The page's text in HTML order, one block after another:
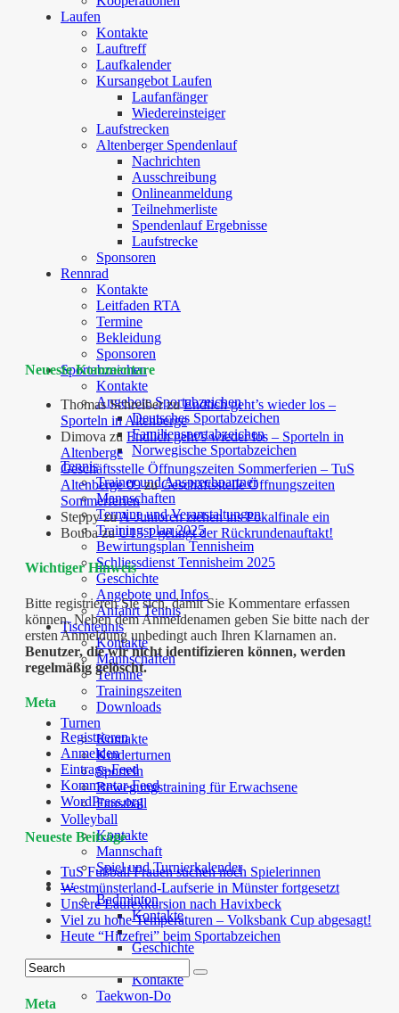
Laufen
Kontakte
Lauftreff
Laufkalender
Kursangebot Laufen
Laufanfänger
Wiedereinsteiger
Laufstrecken
Altenberger Spendenlauf
Nachrichten
Ausschreibung
Onlineanmeldung
Teilnehmerliste
Spendenlauf Ergebnisse
Laufstrecke
Sponsoren
Rennrad
Kontakte
Leitfaden RTA
Termine
Bekleidung
Sponsoren
Sportabzeichen
Kontakte
Angebote Sportabzeichen
Deutsches Sportabzeichen
Familiensportabzeichen
Norwegische Sportabzeichen
Tennis
Trainer und Ansprechpartner
Mannschaften
Termine und Veranstaltungen
Trainingsplan 2025
Bewirtungsplan Tennisheim
Schliessdienst Tennisheim 2025
Geschichte
Angebote und Infos
Anfahrt Tennis
Tischtennis
Kontakte
Mannschaften
Termine
Trainingszeiten
Downloads
Turnen
Kontakte
Kinderturnen
Sporteln
Bewegungstraining für Erwachsene
Faustball
Volleyball
Kontakte
Mannschaft
Spiel und Turnierkalender
…
Badminton
Kontakte
Geschichte
Basketball
Kontakte
Taekwon-Do
Neueste Kommentare
Thomas SchreiberzuEndlich geht’s wieder los –
Sporteln in Altenberge
Dimova zu Endlich geht’s wieder los – Sporteln in
Altenberge
Geschäftsstelle Öffnungszeiten Sommerferien – TuS
Altenberge 09zuGeschäftsstelle Öffnungszeiten
Sommerferien
SteppyzuA-Junioren ziehen ins Pokalfinale ein
BoubazuU15.1 gelingt der Rückrundenauftakt!
Wichtiger Hinweis
Bitte registrieren Sie sich, damit Sie Kommentare erfassen
können. Neben dem Anmeldenamen geben Sie bitte nach der
ersten Anmeldung unbedingt auch Ihren Klarnamen an.
Benutzer, die wir nicht identifizieren können, werden
regelmäßig gelöscht.
Meta
Registrieren
Anmelden
Eintrags-Feed
Kommentar-Feed
WordPress.org
Neueste Beiträge
TuS Fußball Frauen suchen noch Spielerinnen
Westmünsterland-Laufserie in Münster fortgesetzt
Unsere Laufexkursion nach Havixbeck
Viel zu hohe Temperaturen – Volksbank Cup abgesagt!
Heute “Hitzefrei” beim Sportabzeichen
Meta